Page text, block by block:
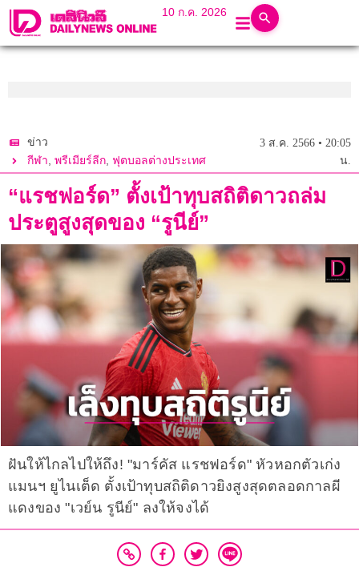
10 ก.ค. 2026
ข่าว
กีฬา, พรีเมียร์ลีก, ฟุตบอลต่างประเทศ
3 ส.ค. 2566 • 20:05
น.
“แรชฟอร์ด” ตั้งเป้าทุบสถิติดาวถล่ม
ประตูสูงสุดของ “รูนีย์”
ฝันให้ไกลไปให้ถึง! "มาร์คัส แรชฟอร์ด" หัวหอกตัวเก่ง
แมนฯ ยูไนเต็ด ตั้งเป้าทุบสถิติดาวยิงสูงสุดตลอดกาลผี
แดงของ "เวย์น รูนีย์" ลงให้จงได้